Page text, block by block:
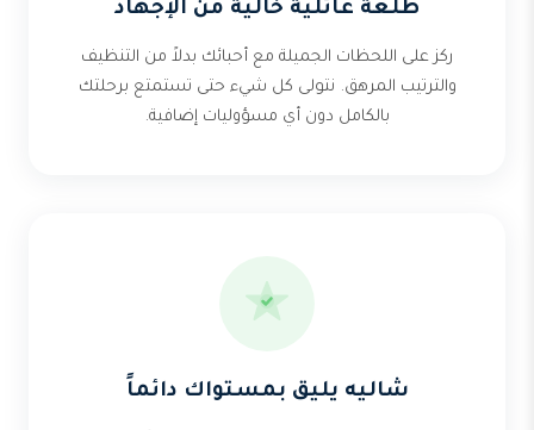
طلعة عائلية خالية من الإجهاد
ركز على اللحظات الجميلة مع أحبائك بدلاً من التنظيف
والترتيب المرهق. نتولى كل شيء حتى تستمتع برحلتك
بالكامل دون أي مسؤوليات إضافية.
شاليه يليق بمستواك دائماً